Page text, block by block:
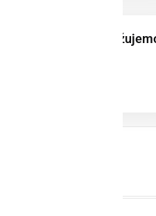
31. januarja